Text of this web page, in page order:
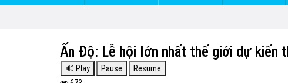
Ấn Độ: Lễ hội lớn nhất thế giới dự kiến